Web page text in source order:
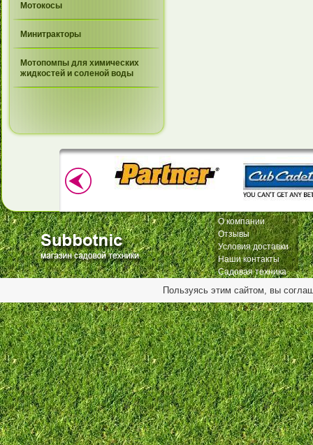
Мотокосы
Минитракторы
Мотопомпы для химических
жидкостей и соленой воды
О компании
Отзывы
Условия доставки
Наши контакты
Садовая техника
Пользуясь этим сайтом, вы